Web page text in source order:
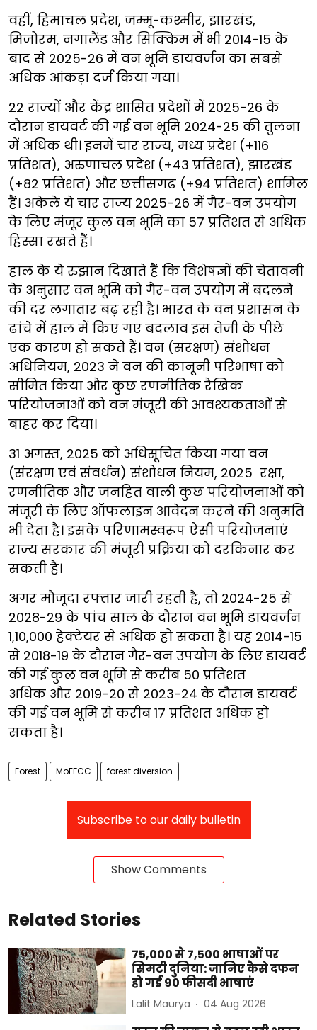
वहीं, हिमाचल प्रदेश, जम्मू-कश्मीर, झारखंड,
मिजोरम, नगालैंड और सिक्किम में भी 2014-15 के
बाद से 2025-26 में वन भूमि डायवर्जन का सबसे
अधिक आंकड़ा दर्ज किया गया।
22 राज्यों और केंद्र शासित प्रदेशों में 2025-26 के
दौरान डायवर्ट की गई वन भूमि 2024-25 की तुलना
में अधिक थी। इनमें चार राज्य, मध्य प्रदेश (+116
प्रतिशत), अरुणाचल प्रदेश (+43 प्रतिशत), झारखंड
(+82 प्रतिशत) और छत्तीसगढ (+94 प्रतिशत) शामिल
हैं। अकेले ये चार राज्य 2025-26 में गैर-वन उपयोग
के लिए मंजूर कुल वन भूमि का 57 प्रतिशत से अधिक
हिस्सा रखते हैं।
हाल के ये रुझान दिखाते हैं कि विशेषज्ञों की चेतावनी
के अनुसार वन भूमि को गैर-वन उपयोग में बदलने
की दर लगातार बढ़ रही है। भारत के वन प्रशासन के
ढांचे में हाल में किए गए बदलाव इस तेजी के पीछे
एक कारण हो सकते हैं। वन (संरक्षण) संशोधन
अधिनियम, 2023 ने वन की कानूनी परिभाषा को
सीमित किया और कुछ रणनीतिक रैखिक
परियोजनाओं को वन मंजूरी की आवश्यकताओं से
बाहर कर दिया।
31 अगस्त, 2025 को अधिसूचित किया गया वन
(संरक्षण एवं संवर्धन) संशोधन नियम, 2025 रक्षा,
रणनीतिक और जनहित वाली कुछ परियोजनाओं को
मंजूरी के लिए ऑफलाइन आवेदन करने की अनुमति
भी देता है। इसके परिणामस्वरूप ऐसी परियोजनाएं
राज्य सरकार की मंजूरी प्रक्रिया को दरकिनार कर
सकती हैं।
अगर मौजूदा रफ्तार जारी रहती है, तो 2024-25 से
2028-29 के पांच साल के दौरान वन भूमि डायवर्जन
1,10,000 हेक्टेयर से अधिक हो सकता है। यह 2014-15
से 2018-19 के दौरान गैर-वन उपयोग के लिए डायवर्ट
की गई कुल वन भूमि से करीब 50 प्रतिशत
अधिक और 2019-20 से 2023-24 के दौरान डायवर्ट
की गई वन भूमि से करीब 17 प्रतिशत अधिक हो
सकता है।
Forest MoEFCC forest diversion
Subscribe to our daily bulletin
Show Comments
Related Stories
75,000 से 7,500 भाषाओं पर
सिमटी दुनिया: जानिए कैसे दफन
हो गई 90 फीसदी भाषाएं
Lalit Maurya 04 Aug 2026